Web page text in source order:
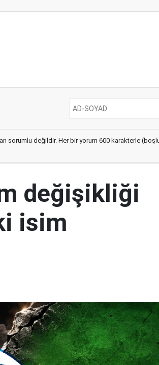
sorumlu değildir. Her bir yorum 600 karakterle
değişikliği
isim